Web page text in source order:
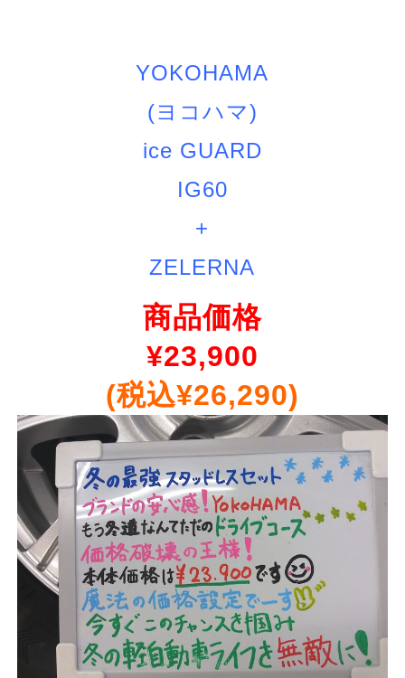
YOKOHAMA
(ヨコハマ)
ice GUARD
IG60
+
ZELERNA
商品価格
¥23,900
(税込¥26,290)